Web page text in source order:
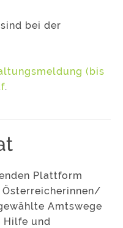
bei der
(bis
.
Plattform
Amtswege
Hilfe und